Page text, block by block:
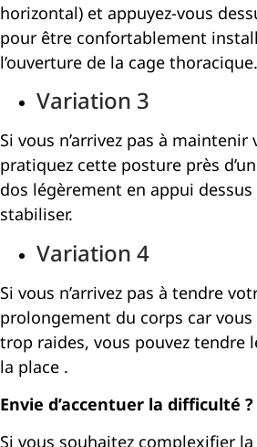
horizontal) et appuyez-vous
pour être confortablement
l’ouverture de la cage thoracique.
Variation 3
Si vous n’arrivez pas à
pratiquez cette posture près
dos légèrement en appui
stabiliser.
Variation 4
Si vous n’arrivez pas à tendre
prolongement du corps car vous
trop raides, vous pouvez tendre
la place .
Envie d’accentuer la difficulté ?
Si vous souhaitez complexifier